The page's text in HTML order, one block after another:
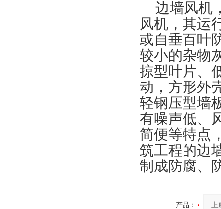
边墙风机
风机，其运
或自垂百叶
较小的杂物
掠型叶片、
动，方形外
轻钢压型墙
有噪声低、
简便等特点
筑工程的边
制成防腐、
产品：